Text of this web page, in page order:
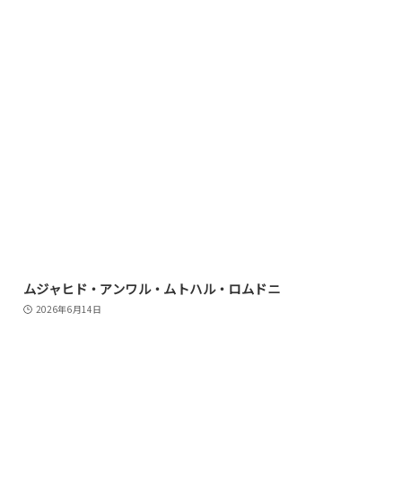
ムジャヒド・アンワル・ムトハル・ロムドニ
2026年6月14日